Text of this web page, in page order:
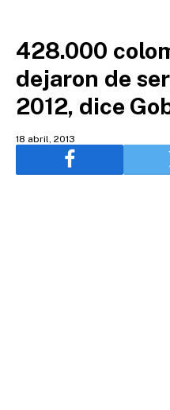
428.000
dejaron de
2012, dice
18 abril, 2013